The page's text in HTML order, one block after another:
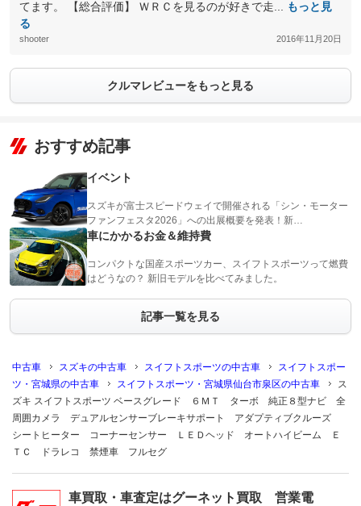
てます。 【総合評価】 ＷＲＣを見るのが好きで走...
もっと見
る
shooter 2016年11月20日
クルマレビューをもっと見る
おすすめ記事
イベント
スズキが富士スピードウェイで開催される「シン・モーター
ファンフェスタ2026」への出展概要を発表！新…
車にかかるお金＆維持費
コンパクトな国産スポーツカー、スイフトスポーツって燃費
はどうなの？ 新旧モデルを比べてみました。
記事一覧を見る
中古車 スズキの中古車 スイフトスポーツの中古車
スイフトスポー
ツ・宮城県の中古車
スイフトスポーツ・宮城県仙台市泉区の中古車
ス
ズキ スイフトスポーツ ベースグレード ６ＭＴ ターボ 純正８型ナビ 全
周囲カメラ デュアルセンサーブレーキサポート アダプティブクルーズ
シートヒーター コーナーセンサー ＬＥＤヘッド オートハイビーム Ｅ
ＴＣ ドラレコ 禁煙車 フルセグ
車買取・車査定はグーネット買取 営業電